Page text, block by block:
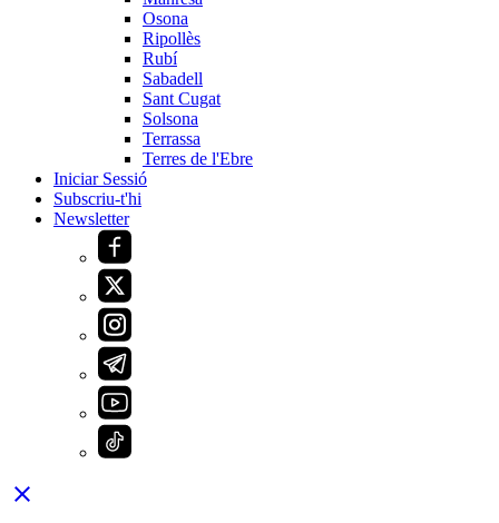
Osona
Ripollès
Rubí
Sabadell
Sant Cugat
Solsona
Terrassa
Terres de l'Ebre
Iniciar Sessió
Subscriu-t'hi
Newsletter
close